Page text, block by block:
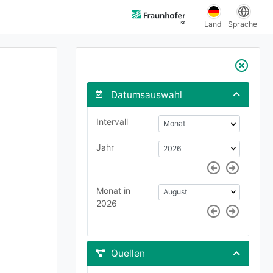
Land Sprache
Datumsauswahl
Intervall
Jahr
Monat in
2026
Quellen